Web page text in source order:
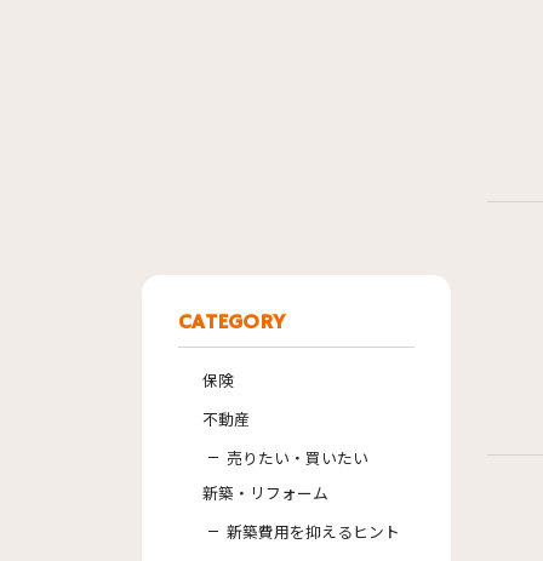
CATEGORY
保険
不動産
売りたい・買いたい
新築・リフォーム
新築費用を抑えるヒント